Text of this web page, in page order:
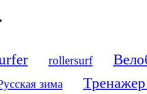
rollersurf
зима